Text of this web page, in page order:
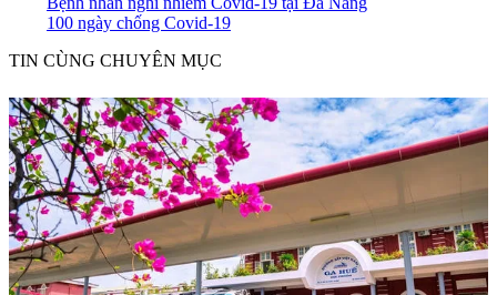
100 ngày chống Covid-19
TIN CÙNG CHUYÊN MỤC